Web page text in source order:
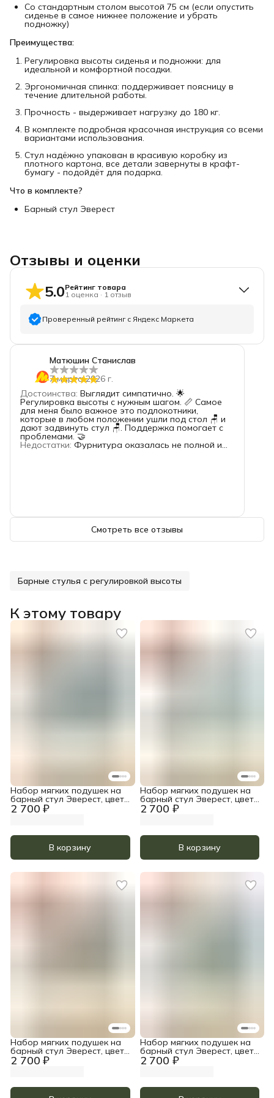
Со стандартным столом высотой 75 см (если опустить
сиденье в самое нижнее положение и убрать
подножку)
Преимущества:
Регулировка высоты сиденья и подножки: для
идеальной и комфортной посадки.
Эргономичная спинка: поддерживает поясницу в
течение длительной работы.
Прочность - выдерживает нагрузку до 180 кг.
В комплекте подробная красочная инструкция со всеми
вариантами использования.
Стул надёжно упакован в красивую коробку из
плотного картона, все детали завернуты в крафт-
бумагу - подойдёт для подарка.
Что в комплекте?
Барный стул Эверест
Отзывы и оценки
5.0Рейтинг товара
1 оценка · 1 отзыв
Проверенный рейтинг с Яндекс Маркета
5 звёзд
1
звезды
звезды
2 звезды
1 звезда
Матюшин Станислав
7 марта 2026 г.
Достоинства: Выглядит симпатично. 🌟
Регулировка высоты с нужным шагом. 📏 Самое
для меня было важное это подлокотники,
которые в любом положении ушли под стол 🪑 и
дают задвинуть стул 🪑. Поддержка помогает с
проблемами. 🤝
Недостатки: Фурнитура оказалась не полной и
Смотреть все отзывы
Барные стулья с регулировкой высоты
К этому товару
2 700 ₽
Набор мягких подушек на
барный стул Эверест, цвет
Лазурный
В корзину
2 700 ₽
Набор мягких подушек на
барный стул Эверест, цвет
Светло-Серый
В корзину
2 700 ₽
Набор мягких подушек на
барный стул Эверест, цвет
Серо-Бежевый 2 700 ₽
Набор мягких подушек на
барный стул Эверест, цвет
Хаки